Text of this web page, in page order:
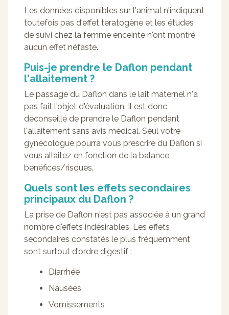
Les données disponibles sur l'animal n'indiquent
toutefois pas d'effet teratogène et les études
de suivi chez la femme enceinte n'ont montré
aucun effet néfaste.
Puis-je prendre le Daflon pendant
l'allaitement ?
Le passage du Daflon dans le lait maternel n'a
pas fait l'objet d'évaluation. Il est donc
déconseillé de prendre le Daflon pendant
l'allaitement sans avis médical. Seul votre
gynécologue pourra vous prescrire du Daflon si
vous allaitez en fonction de la balance
bénéfices/risques.
Quels sont les effets secondaires
principaux du Daflon ?
La prise de Daflon n'est pas associée à un grand
nombre d'effets indésirables. Les effets
secondaires constatés le plus fréquemment
sont surtout d'ordre digestif :
Diarrhée
Nausées
Vomissements